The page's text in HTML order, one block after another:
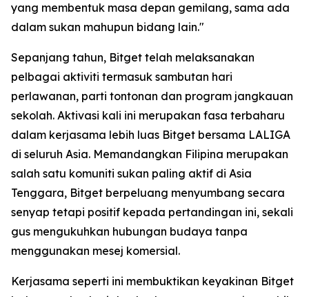
yang membentuk masa depan gemilang, sama ada
dalam sukan mahupun bidang lain."
Sepanjang tahun, Bitget telah melaksanakan
pelbagai aktiviti termasuk sambutan hari
perlawanan, parti tontonan dan program jangkauan
sekolah. Aktivasi kali ini merupakan fasa terbaharu
dalam kerjasama lebih luas Bitget bersama LALIGA
di seluruh Asia. Memandangkan Filipina merupakan
salah satu komuniti sukan paling aktif di Asia
Tenggara, Bitget berpeluang menyumbang secara
senyap tetapi positif kepada pertandingan ini, sekali
gus mengukuhkan hubungan budaya tanpa
menggunakan mesej komersial.
Kerjasama seperti ini membuktikan keyakinan Bitget